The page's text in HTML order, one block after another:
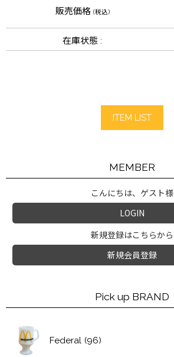
販売価格 (税込)
在庫状態 :
ITEM LIST
MEMBER
こんにちは、ゲスト様
LOGIN
新規登録はこちらから
新規会員登録
Pick up BRAND
Federal (96)